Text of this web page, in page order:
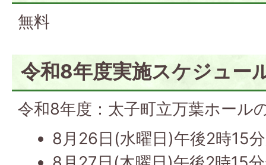
無料
令和8年度実施スケジュー
令和8年度：太子町立万葉ホール
8月26日(水曜日)午後2時15